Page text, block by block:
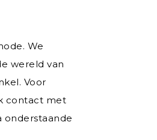
We
wereld van
Voor
contact met
onderstaande